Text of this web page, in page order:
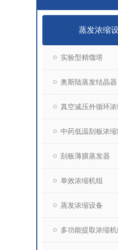
蒸发浓缩
实验型精馏塔
奥斯陆蒸发结晶器
真空减压外循环
中药低温刮板浓
刮板薄膜蒸发器
单效浓缩机组
蒸发浓缩设备
多功能提取浓缩机